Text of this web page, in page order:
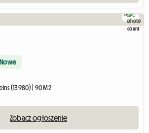
19
Nowe
(13980) | 90 M2
Zobacz ogłoszenie